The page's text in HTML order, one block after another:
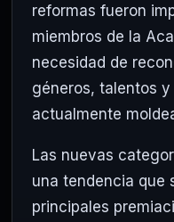
reformas fueron
miembros de la
necesidad de
géneros, talentos
actualmente
Las nuevas
una tendencia que
principales